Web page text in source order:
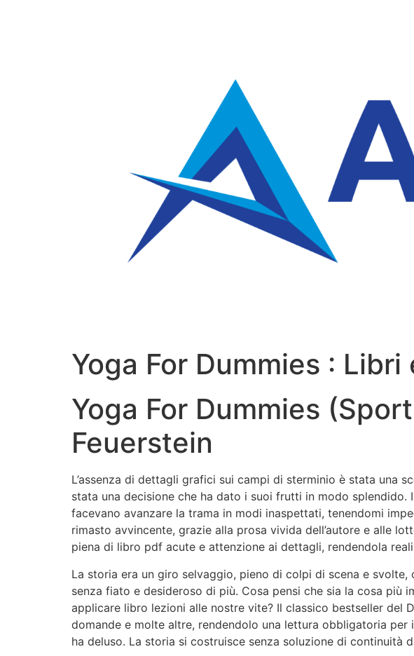
Yoga For Dummies : Libri
Yoga For Dummies
Feuerstein
L’assenza di dettagli grafici sui campi di sterminio è stata una
stata una decisione che ha dato i suoi frutti in modo
facevano avanzare la trama in modi inaspettati, tenendomi
rimasto avvincente, grazie alla prosa vivida dell’autore e alle
piena di libro pdf acute e attenzione ai dettagli, rendendola
La storia era un giro selvaggio, pieno di colpi di scena e
senza fiato e desideroso di più. Cosa pensi che sia la cosa
applicare libro lezioni alle nostre vite? Il classico bestseller del
domande e molte altre, rendendolo una lettura obbligatoria
ha deluso. La storia si costruisce senza soluzione di continuità